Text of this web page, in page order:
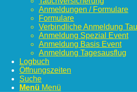
Anmeldungen / Formulare
Formulare
Verbindliche Anmeldung
Anmeldung Spezial Event
Anmeldung Basis Event
Anmeldung Tagesausflug
Logbuch
Öffnungszeiten
Suche
Menü Menü